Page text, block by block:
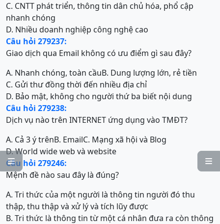


C. CNTT phát triển, thông tin dân chủ hóa, phổ cập
nhanh chóng
D. Nhiều doanh nghiệp công nghệ cao
Câu hỏi 279237:
Giao dịch qua Email không có ưu điểm gì sau đây?
A. Nhanh chóng, toàn cầuB. Dung lượng lớn, rẻ tiền
C. Gửi thư đồng thời đến nhiều địa chỉ
D. Bảo mật, không cho người thứ ba biết nội dung
Câu hỏi 279238:
Dịch vụ nào trên INTERNET ứng dụng vào TMĐT?
A. Cả 3 ý trênB. EmailC. Mạng xã hội và Blog
D. World wide web và website
Câu hỏi 279246:
Mệnh đề nào sau đây là đúng?
A. Tri thức của một người là thông tin người đó thu
thập, thu thập và xử lý và tích lũy được
B. Tri thức là thông tin từ một cá nhân đưa ra còn thông